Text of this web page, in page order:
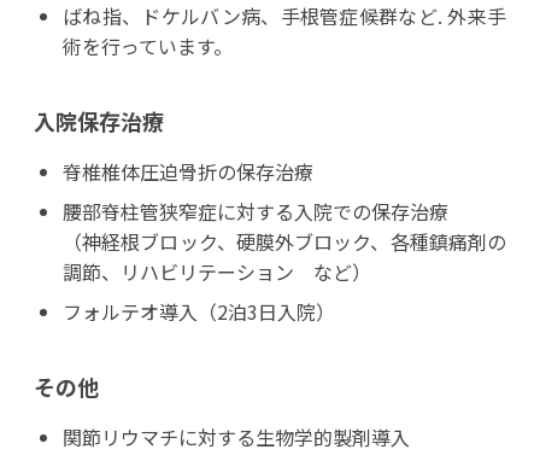
ばね指、ドケルバン病、手根管症候群など. 外来手
術を行っています。
入院保存治療
脊椎椎体圧迫骨折の保存治療
腰部脊柱管狭窄症に対する入院での保存治療
（神経根ブロック、硬膜外ブロック、各種鎮痛剤の
調節、リハビリテーション など）
フォルテオ導入（2泊3日入院）
その他
関節リウマチに対する生物学的製剤導入